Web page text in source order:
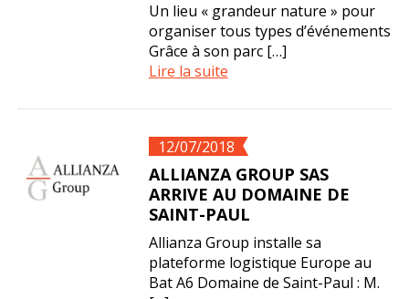
Un lieu « grandeur nature » pour
organiser tous types d’événements
Grâce à son parc […]
Lire la suite
12/07/2018
ALLIANZA GROUP SAS
ARRIVE AU DOMAINE DE
SAINT-PAUL
Allianza Group installe sa
plateforme logistique Europe au
Bat A6 Domaine de Saint-Paul : M.